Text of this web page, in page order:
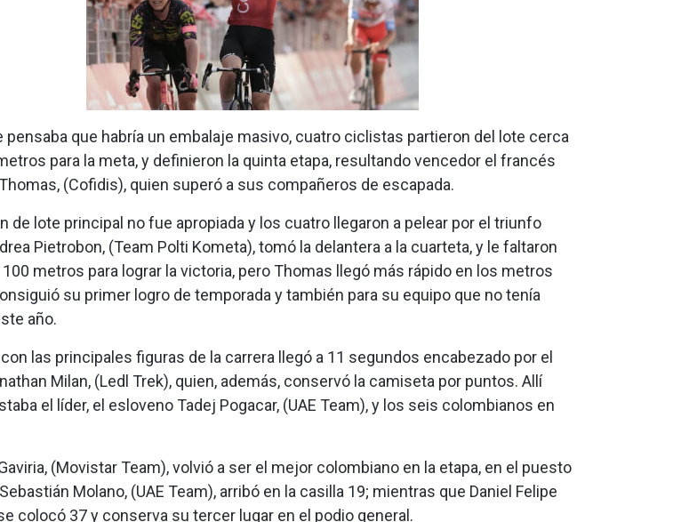
pensaba que habría un embalaje masivo, cuatro ciclistas partieron del lote cerca
para la meta, y definieron la quinta etapa, resultando vencedor el francés
(Cofidis), quien superó a sus compañeros de escapada.
de lote principal no fue apropiada y los cuatro llegaron a pelear por el triunfo
Pietrobon, (Team Polti Kometa), tomó la delantera a la cuarteta, y le faltaron
metros para lograr la victoria, pero Thomas llegó más rápido en los metros
su primer logro de temporada y también para su equipo que no tenía
año.
las principales figuras de la carrera llegó a 11 segundos encabezado por el
Milan, (Ledl Trek), quien, además, conservó la camiseta por puntos. Allí
el líder, el esloveno Tadej Pogacar, (UAE Team), y los seis colombianos en
(Movistar Team), volvió a ser el mejor colombiano en la etapa, en el puesto
Molano, (UAE Team), arribó en la casilla 19; mientras que Daniel Felipe
colocó 37 y conserva su tercer lugar en el podio general.